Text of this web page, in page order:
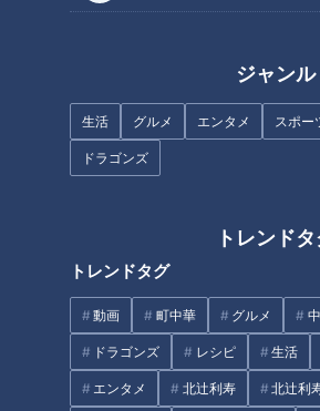
ジャンル
生活 グルメ エンタメ スポー
ドラゴンズ
トレンド
トレンドタグ
動画 町中華 グルメ
ドラゴンズ レシピ 生活
エンタメ 北辻利寿 北辻利
「ショートにこだわり背番号6
を付けたい！」ドラゴンズ遊撃
のレギュラー候補筆頭 土田龍
立浪ド
『投げるってなったら自分が一
番だぞって気持ちでこの1年間過
ごせよ』草加勝のリハビリを支
「鬼ま
ユーピ